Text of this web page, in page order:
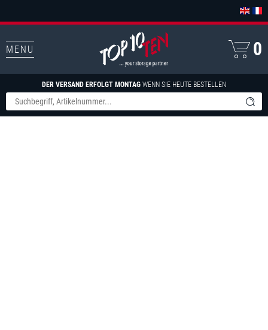
MENU
DER VERSAND ERFOLGT MONTAG WENN SIE HEUTE BESTELLEN
0